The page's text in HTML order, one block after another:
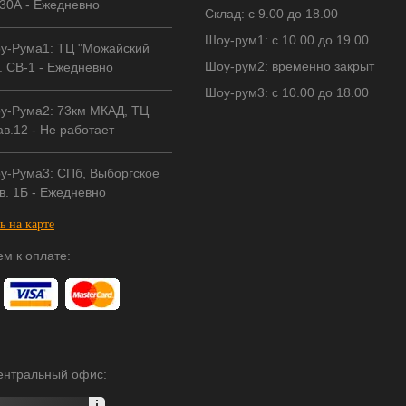
- Ежедневно
Рума1: ТЦ "Можайский
СВ-1 - Ежедневно
Рума2: 73км МКАД, ТЦ
- Не работает
Рума3: СПб, Выборгское
1Б - Ежедневно
на карте
к оплате:
офис:
Склад: с 9.00 до 18.00
Шоу-рум1: с 10.00 до 19.00
Шоу-рум2: временно закрыт
Шоу-рум3: с 10.00 до 18.00